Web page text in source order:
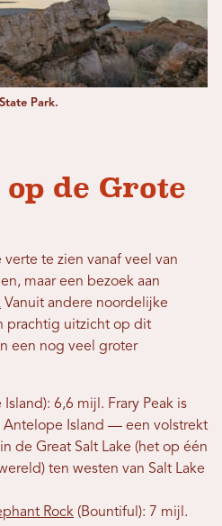
Park.
de Grote
te zien vanaf veel van
maar een bezoek aan
Vanuit andere noordelijke
prachtig uitzicht op dit
een nog veel groter
6,6 mijl. Frary Peak is
Antelope Island — een volstrekt
de Great Salt Lake (het op één
ten westen van Salt Lake
Rock (Bountiful): 7 mijl.